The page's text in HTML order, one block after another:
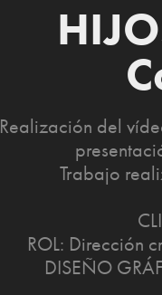
Realización del
Trabajo
ROL: Dirección
DISEÑO